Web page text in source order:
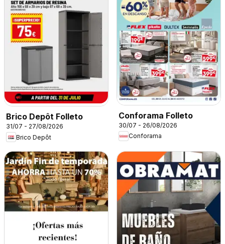
Brico Depôt Folleto
31/07 - 27/08/2026
Brico Depôt
Conforama Folleto
30/07 - 26/08/2026
Conforama